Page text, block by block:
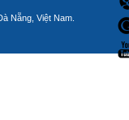
Nẵng, Việt Nam.